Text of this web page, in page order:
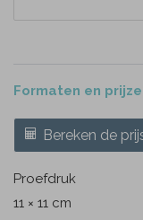
Formaten en
Bereken de
Proefdruk
11 × 11 cm